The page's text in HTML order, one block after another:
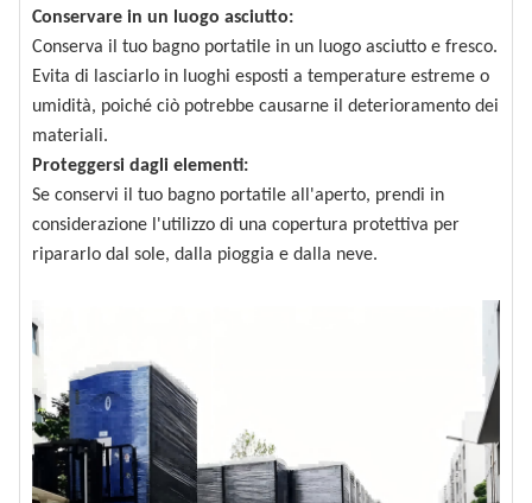
Conservare in un luogo asciutto:
Conserva il tuo bagno portatile in un luogo asciutto e fresco.
Evita di lasciarlo in luoghi esposti a temperature estreme o
umidità, poiché ciò potrebbe causarne il deterioramento dei
materiali.
Proteggersi dagli elementi:
Se conservi il tuo bagno portatile all'aperto, prendi in
considerazione l'utilizzo di una copertura protettiva per
ripararlo dal sole, dalla pioggia e dalla neve.